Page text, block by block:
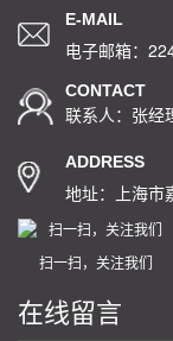
E-MAIL
电子邮箱：
CONTACT
联系人：张经
ADDRESS
地址：上海市
扫一扫，关注我们
在线留言